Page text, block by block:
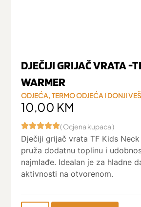
DJEČIJI GRIJAČ VRATA -
WARMER
ODJEĆA TERMO ODJEĆA I DONJI VEŠ
10,00 KM
( Ocjena kupaca )
Dječiji grijač vrata TF Kids Neck
pruža dodatnu toplinu i
najmlađe. Idealan je za hladne
aktivnosti na otvorenom.